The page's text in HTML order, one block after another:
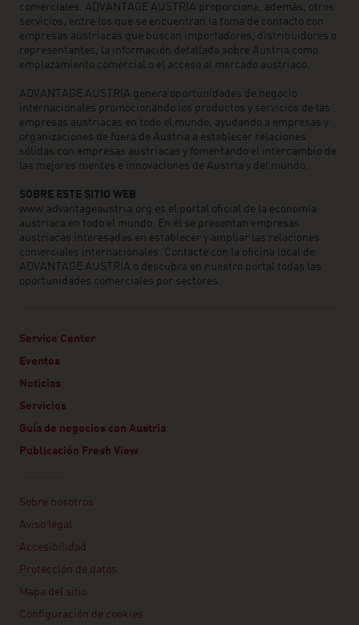
comerciales. ADVANTAGE AUSTRIA proporciona, además, otros
servicios, entre los que se encuentran la toma de contacto con
empresas austriacas que buscan importadores, distribuidores o
representantes, la información detallada sobre Austria como
emplazamiento comercial o el acceso al mercado austriaco.
ADVANTAGE AUSTRIA genera oportunidades de negocio
internacionales promocionando los productos y servicios de las
empresas austriacas en todo el mundo, ayudando a empresas y
organizaciones de fuera de Austria a establecer relaciones
sólidas con empresas austriacas y fomentando el intercambio de
las mejores mentes e innovaciones de Austria y del mundo.
SOBRE ESTE SITIO WEB
www.advantageaustria.org es el portal oficial de la economía
austriaca en todo el mundo. En él se presentan empresas
austriacas interesadas en establecer y ampliar las relaciones
comerciales internacionales. Contacte con la oficina local de
ADVANTAGE AUSTRIA o descubra en nuestro portal todas las
oportunidades comerciales por sectores.
Service Center
Eventos
Noticias
Servicios
Guía de negocios con Austria
Publicación Fresh View
Sobre nosotros
Aviso legal
Accesibilidad
Protección de datos
Mapa del sitio
Configuración de cookies